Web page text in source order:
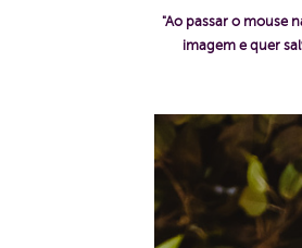
"Ao passar o mouse
imagem e quer